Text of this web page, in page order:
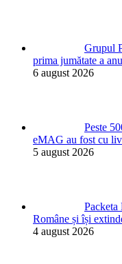
Grupul
prima jumătate a
6 august 2026
Peste
eMAG au fost cu
5 august 2026
Packeta
Române și își
4 august 2026